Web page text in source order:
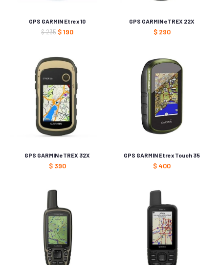
GPS GARMIN Etrex 10
$235 $190
GPS GARMIN eTREX 22X
$290
GPS GARMIN eTREX 32X
$390
GPS GARMIN Etrex Touch 35
$ 400